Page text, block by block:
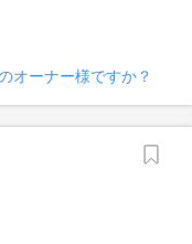
オーナー様ですか？